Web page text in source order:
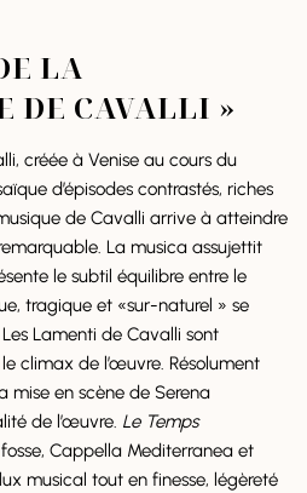
LA
DE CAVALLI »
créée à Venise au cours du
d’épisodes contrastés, riches
de Cavalli arrive à atteindre
La musica assujettit
le subtil équilibre entre le
tragique et «sur-naturel » se
Lamenti de Cavalli sont
climax de l’œuvre. Résolument
mise en scène de Serena
de l’œuvre. Le Temps
Cappella Mediterranea et
musical tout en finesse, légèreté